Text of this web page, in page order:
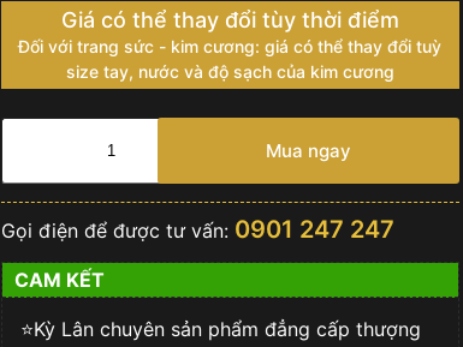
Giá có thể thay đổi tùy thời điểm
Đối với trang sức - kim cương: giá có thể thay đổi tuỳ
size tay, nước và độ sạch của kim cương
Vertu
vàng
khối
đính
kim
cương
xoàn
Mua ngay
Gọi điện để được tư vấn: 0901 247 247
CAM KẾT
⭐️Kỳ Lân chuyên sản phẩm đẳng cấp thượng